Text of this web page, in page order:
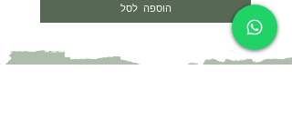
הוספה לסל